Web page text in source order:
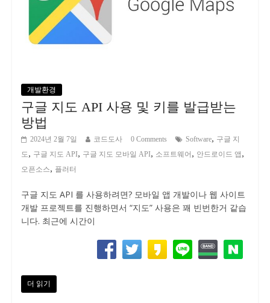
개발환경
구글 지도 API 사용 및 키를 발급받는
방법
2024년 2월 7일 코드도사 0 Comments Software, 구글 지
도 , 구글 지도 API, 구글 지도 모바일 API, 소프트웨어 , 안드로이드 앱,
오픈소스, 플러터
구글 지도 API 를 사용하려면? 모바일 앱 개발이나 웹 사이트
개발 프로젝트를 진행하면서 “지도” 사용은 꽤 빈번한거 같습
니다. 최근에 시간이
더 읽기